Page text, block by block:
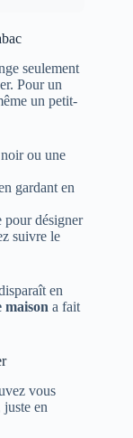
seulement
Pour un
un petit-
ou une
gardant en
pour désigner
suivre le
en
maison a fait
vous
en